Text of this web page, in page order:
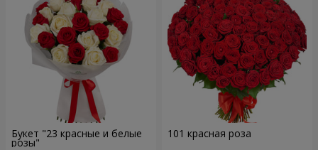
Букет "23 красные и белые
розы"
101 красная роза